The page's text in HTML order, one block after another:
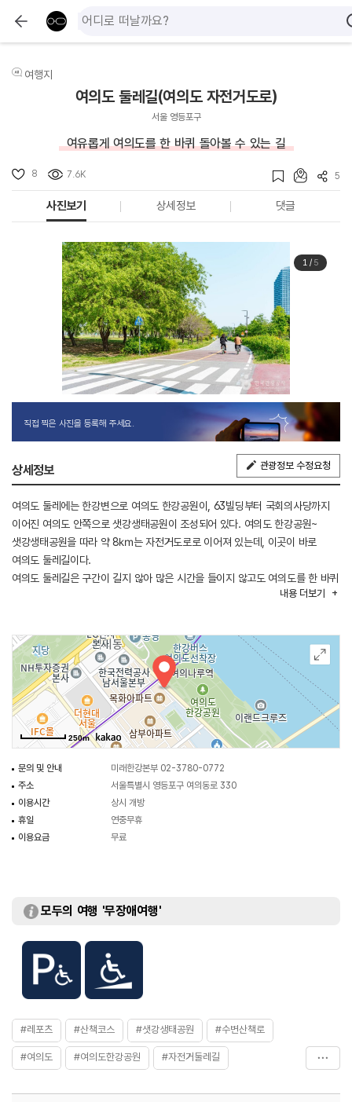
여행지
여의도 둘레길(여의도 자전거도로)
서울 영등포구
여유롭게 여의도를 한 바퀴 돌아볼 수 있는 길
8 7.6K 5
사진보기 상세정보 댓글
1/ 5
직접 찍은 사진을 등록해 주세요.
상세정보 관광정보 수정요청
여의도 둘레에는 한강변으로 여의도 한강공원이, 63빌딩부터 국회의사당까지
이어진 여의도 안쪽으로 샛강생태공원이 조성되어 있다. 여의도 한강공원~
샛강생태공원을 따라 약 8㎞는 자전거도로로 이어져 있는데, 이곳이 바로
여의도 둘레길이다.
여의도 둘레길은 구간이 길지 않아 많은 시간을 들이지 않고도 여의도를 한 바퀴
둘러볼 수 있어 가족, 연인들이 나들이를 즐기기에 적합한 코스다. 여의도
활력소를, 가족들에게는 단란한 여가를, 연인들에게는 달콤한 데이트를 만끽할
수 있는 최적의 자전거 하이킹 코스를 제공한다.
내용 더보기
250m
문의 및 안내
미래한강본부 02-3780-0772
주소
서울특별시 영등포구 여의동로 330
이용시간
상시 개방
휴일
연중무휴
이용요금
무료
모두의 여행 '무장애여행'
#레포츠 #산책코스 #샛강생태공원 #수변산책로
#여의도 #여의도한강공원 #자전거둘레길